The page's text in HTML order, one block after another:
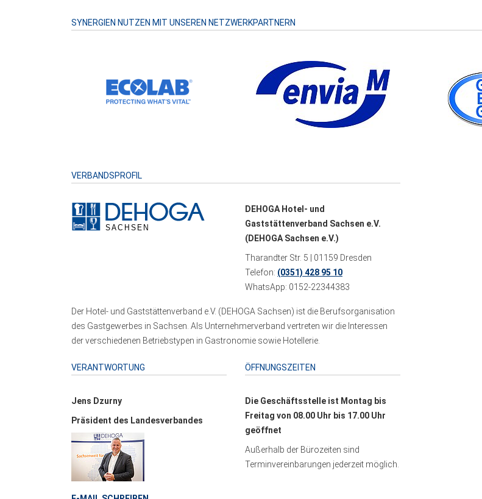
SYNERGIEN NUTZEN MIT UNSEREN NETZWERKPARTNERN
VERBANDSPROFIL
DEHOGA Hotel- und
Gaststättenverband Sachsen e.V.
(DEHOGA Sachsen e.V.)
Tharandter Str. 5 | 01159 Dresden
Telefon: (0351) 428 95 10
WhatsApp: 0152-22344383
Der Hotel- und Gaststättenverband e.V. (DEHOGA Sachsen) ist die Berufsorganisation
des Gastgewerbes in Sachsen. Als Unternehmerverband vertreten wir die Interessen
der verschiedenen Betriebstypen in Gastronomie sowie Hotellerie.
VERANTWORTUNG
Jens Dzurny
Präsident des Landesverbandes
ÖFFNUNGSZEITEN
Die Geschäftsstelle ist Montag bis
Freitag von 08.00 Uhr bis 17.00 Uhr
geöffnet
Außerhalb der Bürozeiten sind
Terminvereinbarungen jederzeit möglich.